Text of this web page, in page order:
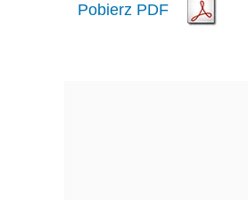
Pobierz PDF